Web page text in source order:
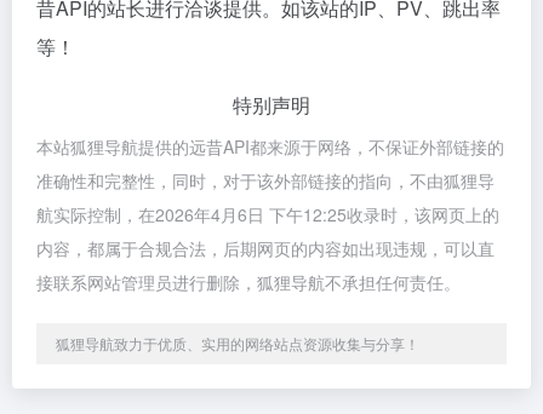
昔API的站长进行洽谈提供。如该站的IP、PV、跳出率
等！
特别声明
本站狐狸导航提供的远昔API都来源于网络，不保证外部链接的
准确性和完整性，同时，对于该外部链接的指向，不由狐狸导
航实际控制，在2026年4月6日 下午12:25收录时，该网页上的
内容，都属于合规合法，后期网页的内容如出现违规，可以直
接联系网站管理员进行删除，狐狸导航不承担任何责任。
狐狸导航致力于优质、实用的网络站点资源收集与分享！